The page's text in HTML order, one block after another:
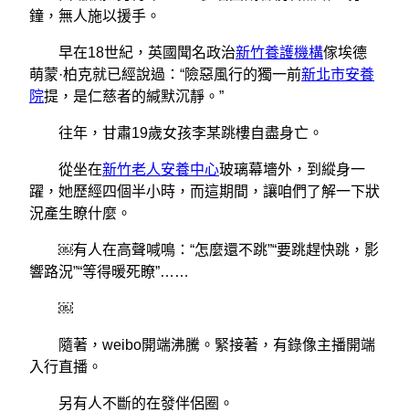
鐘，無人施以援手。
早在18世紀，英國聞名政治新竹養護機構傢埃德
萌蒙·柏克就已經說過：“險惡風行的獨一前新北市安養
院提，是仁慈者的緘默沉靜。”
往年，甘肅19歲女孩李某跳樓自盡身亡。
從坐在新竹老人安養中心玻璃幕墻外，到縱身一
躍，她歷經四個半小時，而這期間，讓咱們了解一下狀
況產生瞭什麼。
￼有人在高聲喊鳴：“怎麼還不跳”“要跳趕快跳，影
響路況”“等得暖死瞭”……
￼
隨著，weibo開端沸騰。緊接著，有錄像主播開端
入行直播。
另有人不斷的在發伴侶圈。